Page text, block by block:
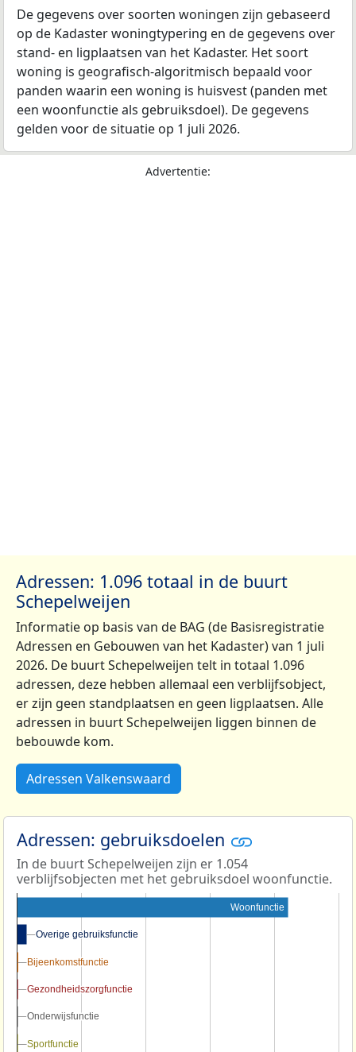
De gegevens over soorten woningen zijn gebaseerd
op de Kadaster woningtypering en de gegevens over
stand- en ligplaatsen van het Kadaster. Het soort
woning is geografisch-algoritmisch bepaald voor
panden waarin een woning is huisvest (panden met
een woonfunctie als gebruiksdoel). De gegevens
gelden voor de situatie op 1 juli 2026.
Advertentie:
Adressen: 1.096 totaal in de buurt
Schepelweijen
Informatie op basis van de BAG (de Basisregistratie
Adressen en Gebouwen van het Kadaster) van 1 juli
2026. De buurt Schepelweijen telt in totaal 1.096
adressen, deze hebben allemaal een verblijfsobject,
er zijn geen standplaatsen en geen ligplaatsen. Alle
adressen in buurt Schepelweijen liggen binnen de
bebouwde kom.
Adressen Valkenswaard
Adressen: gebruiksdoelen
In de buurt Schepelweijen zijn er 1.054
verblijfsobjecten met het gebruiksdoel woonfunctie.
Woonfunctie
Overige gebruiksfunctie
Overige gebruiksfunctie
Bijeenkomstfunctie
Bijeenkomstfunctie
Gezondheidszorgfunctie
Gezondheidszorgfunctie
Onderwijsfunctie
Onderwijsfunctie
Sportfunctie
Sportfunctie